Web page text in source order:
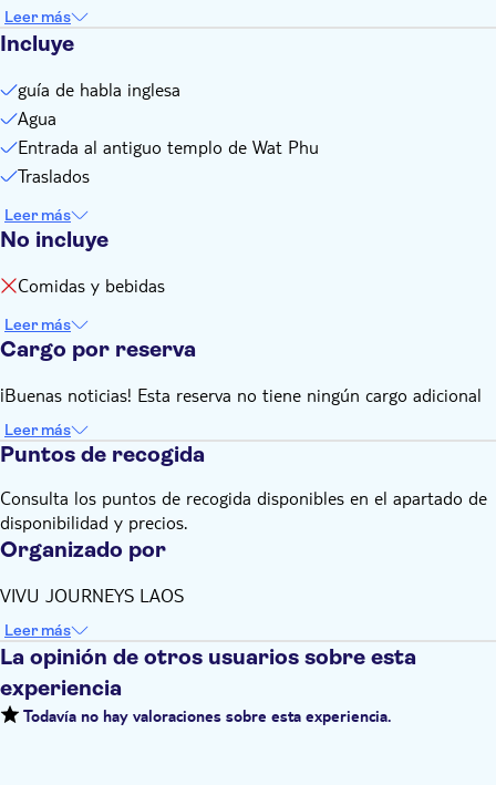
Leer más
Incluye
guía de habla inglesa
Agua
Entrada al antiguo templo de Wat Phu
Traslados
Leer más
No incluye
Comidas y bebidas
Leer más
Cargo por reserva
¡Buenas noticias! Esta reserva no tiene ningún cargo adicional
Leer más
Puntos de recogida
Consulta los puntos de recogida disponibles en el apartado de
disponibilidad y precios.
Organizado por
VIVU JOURNEYS LAOS
Leer más
La opinión de otros usuarios sobre esta
experiencia
Todavía no hay valoraciones sobre esta experiencia.